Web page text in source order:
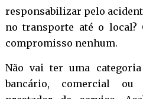
responsabilizar pelo
no transporte até o local?
compromisso nenhum.
Não vai ter uma
bancário, comercial